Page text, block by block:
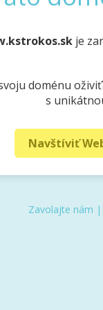
je
doménu
s
Navštíviť
Zavolajte nám |